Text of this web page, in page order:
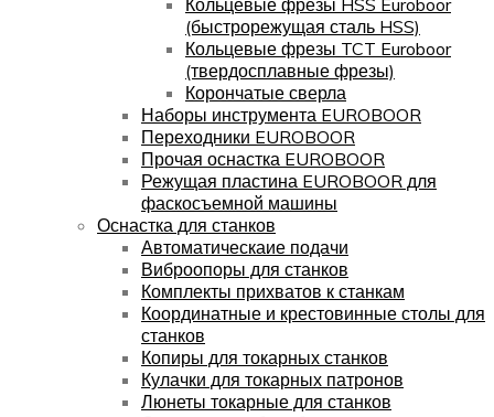
(быстрорежущая сталь HSS)
Кольцевые фрезы TCT Euroboor
(твердосплавные фрезы)
Корончатые сверла
Наборы инструмента EUROBOOR
Переходники EUROBOOR
Прочая оснастка EUROBOOR
Режущая пластина EUROBOOR для
фаскосъемной машины
Оснастка для станков
Автоматическаие подачи
Виброопоры для станков
Комплекты прихватов к станкам
Координатные и крестовинные столы для
станков
Копиры для токарных станков
Кулачки для токарных патронов
Люнеты токарные для станков